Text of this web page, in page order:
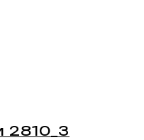
2810_3